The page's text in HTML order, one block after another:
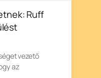
Ruff
vezető
az